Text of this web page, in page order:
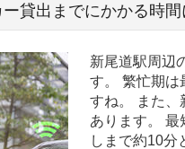
貸出までにかかる時間
新尾道駅周辺
す。 繁忙期は
すね。 また、
あります。 最
しまで約10分